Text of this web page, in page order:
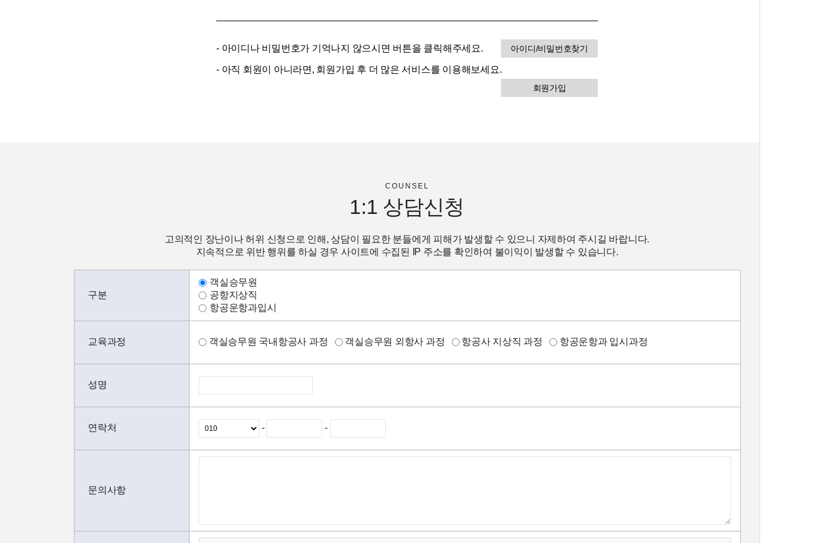
- 아이디나 비밀번호가 기억나지 않으시면 버튼을 클릭해주세요. 아이디/비밀번호찾기
- 아직 회원이 아니라면, 회원가입 후 더 많은 서비스를 이용해보세요.
회원가입
COUNSEL
1:1 상담신청
고의적인 장난이나 허위 신청으로 인해, 상담이 필요한 분들에게 피해가 발생할 수 있으니 자제하여 주시길 바랍니다.
지속적으로 위반 행위를 하실 경우 사이트에 수집된 IP 주소를 확인하여 불이익이 발생할 수 있습니다.
구분
객실승무원
공항지상직
항공운항과입시
교육과정 객실승무원 국내항공사 과정 객실승무원 외항사 과정 항공사 지상직 과정 항공운항과 입시과정
성명
연락처 - -
문의사항